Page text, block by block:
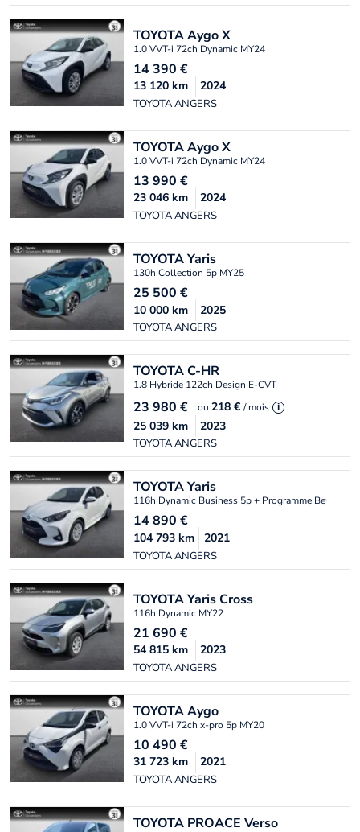
TOYOTAAygo X
1.0 VVT-i 72ch Dynamic MY24
14 390 €
TOYOTA ANGERS
13 120 km 2024
TOYOTAAygo X
1.0 VVT-i 72ch Dynamic MY24
13 990 €
TOYOTA ANGERS
23 046 km 2024
TOYOTAYaris
130h Collection 5p MY25
25 500 €
TOYOTA ANGERS
10 000 km 2025
TOYOTAC-HR
1.8 Hybride 122ch Design E-CVT
23 980 € ou 218 € / mois i
TOYOTA ANGERS
25 039 km 2023
TOYOTAYaris
116h Dynamic Business 5p + Programme Beyond
14 890 €
TOYOTA ANGERS
104 793 km 2021
TOYOTAYaris Cross
116h Dynamic MY22
21 690 €
TOYOTA ANGERS
54 815 km 2023
TOYOTAAygo
1.0 VVT-i 72ch x-pro 5p MY20
10 490 €
TOYOTA ANGERS
31 723 km 2021
TOYOTA PROACE Verso